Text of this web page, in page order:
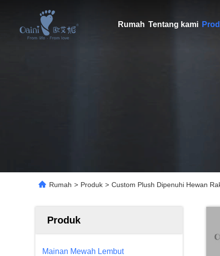
Rumah Tentang kami
Rumah > Produk > Custom Plush Dipenuhi Hewan
Produk
Mainan Mewah Lembut